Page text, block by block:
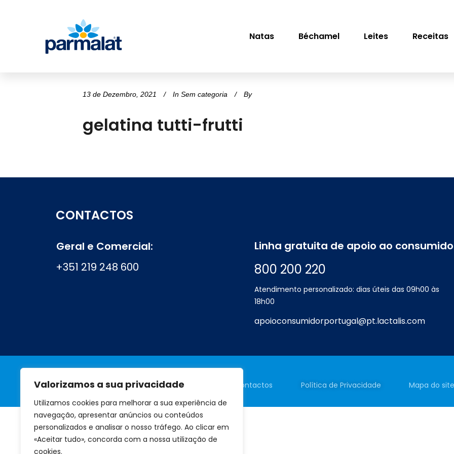
Valorizamos a sua privacidade
Utilizamos cookies para melhorar a sua experiência de
navegação, apresentar anúncios ou conteúdos
personalizados e analisar o nosso tráfego. Ao clicar em
«Aceitar tudo», concorda com a nossa utilização de
cookies.
Natas Béchamel Leites Receitas
13 de Dezembro, 2021 In Sem categoria By
gelatina tutti-frutti
CONTACTOS
Geral e Comercial:
+351 219 248 600
Linha gratuita de apoio ao
800 200 220
Atendimento personalizado: dias úteis das 09h00 às
18h00
apoioconsumidorportugal@pt.lactalis.com
A marca Perguntas frequentes Contactos Política de Privacidade Mapa do site